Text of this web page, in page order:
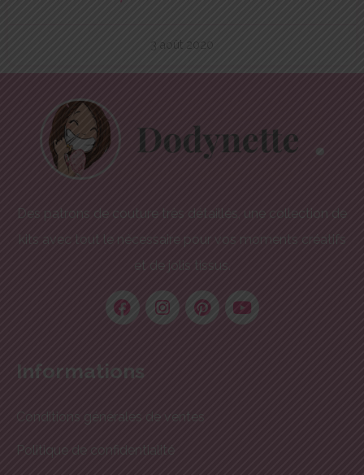
3 août 2020
Des patrons de couture très détaillés, une collection de
kits avec tout le nécessaire pour vos moments créatifs
et de jolis tissus.
Informations
Conditions générales de ventes
Politique de confidentialité